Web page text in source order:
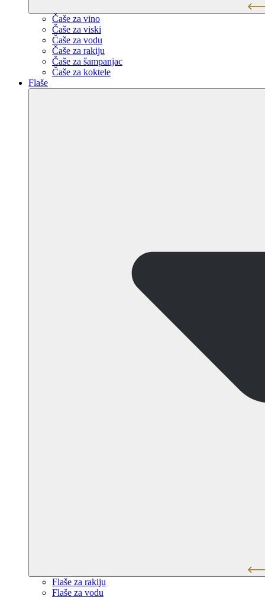
Čaše za vino
Čaše za viski
Čaše za vodu
Čaše za rakiju
Čaše za šampanjac
Čaše za koktele
Flaše
Flaše za rakiju
Flaše za vodu